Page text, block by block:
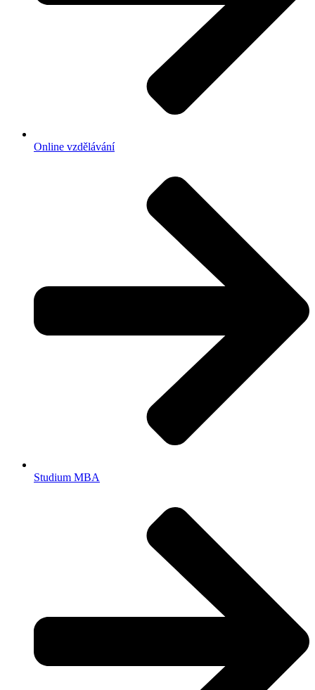
Online vzdělávání
Studium MBA